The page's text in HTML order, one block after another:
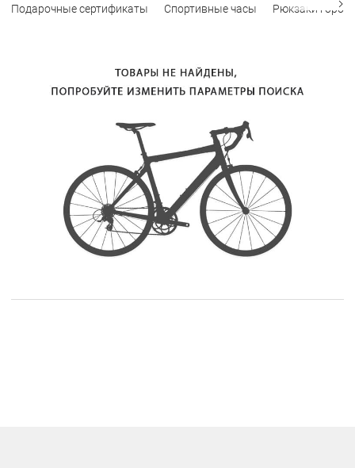
Подарочные сертификаты Спортивные часы Рюкзаки